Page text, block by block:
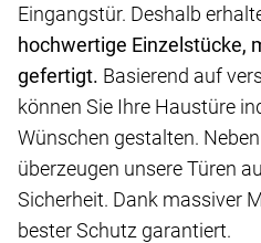
Eingangstür. Deshalb
hochwertige Einzelstücke,
gefertigt. Basierend auf
können Sie Ihre Haustüre
Wünschen gestalten.
überzeugen unsere Türen
Sicherheit. Dank massiver
bester Schutz garantiert.